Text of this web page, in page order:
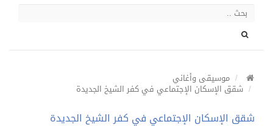
موسيقى وأغاني
شقق الإسكان الإجتماعي في كفر الشيخ الجديدة
شقق الإسكان الإجتماعي في كفر الشيخ الجديدة